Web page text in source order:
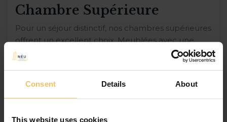
Consent Details About
This website uses cookies
Chambre Supérieure
Pour un séjour distinctif, nos chambres supérieures
offrent un excellent choix. Meublées avec une
touche moderne, ces chambres conviennent aussi
bien aux voyageurs d’affaires qu’aux vacanciers.
qui en fait la base parfaite pour votre séjour à
Malte. De plus, chaque chambre dispose d’un